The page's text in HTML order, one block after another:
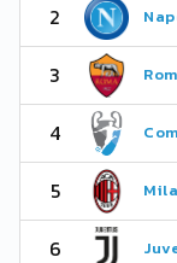
2
3
4
5
6